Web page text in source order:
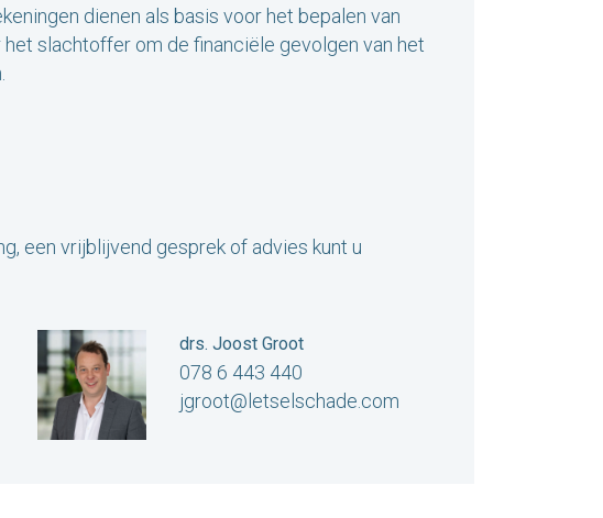
dienen als basis voor het bepalen van
slachtoffer om de financiële gevolgen van het
een vrijblijvend gesprek of advies kunt u
drs. Joost Groot
078 6 443 440
jgroot@letselschade.com